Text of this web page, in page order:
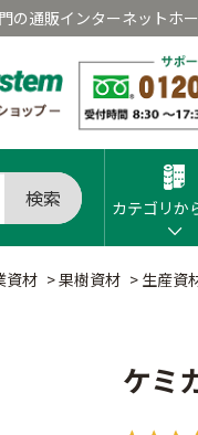
の通販インターネットホ
検索 カテゴリか
資材 >果樹資材 > 生産資
ケミ